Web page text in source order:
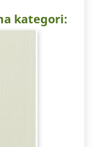
kategori: